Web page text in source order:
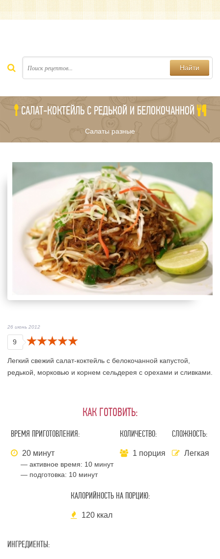
Найти
САЛАТ-КОКТЕЙЛЬ С РЕДЬКОЙ И БЕЛОКОЧАННОЙ
Салаты разные
26 июнь 2012
9
Легкий свежий салат-коктейль с белокочанной капустой,
редькой, морковью и корнем сельдерея с орехами и сливками.
КАК ГОТОВИТЬ:
ВРЕМЯ ПРИГОТОВЛЕНИЯ:
20 минут
— активное время: 10 минут
— подготовка: 10 минут
КОЛИЧЕСТВО:
1 порция
СЛОЖНОСТЬ:
Легкая
КАЛОРИЙНОСТЬ НА ПОРЦИЮ:
120 ккал
ИНГРЕДИЕНТЫ: